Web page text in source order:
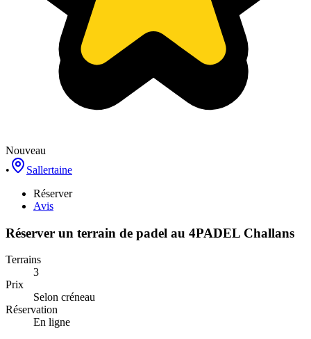
Nouveau
•
Sallertaine
Réserver
Avis
Réserver un terrain de padel au 4PADEL Challans
Terrains
3
Prix
Selon créneau
Réservation
En ligne